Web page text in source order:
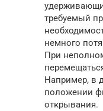
требуемый
немного
При
Например, в
положении
открывания.